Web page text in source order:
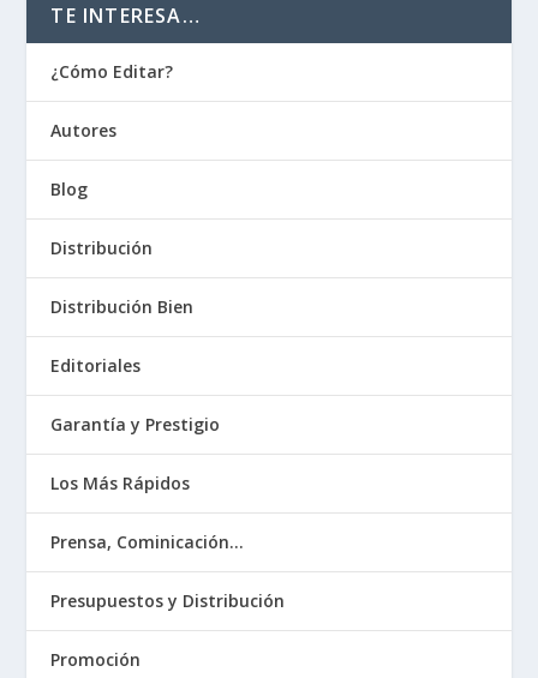
TE INTERESA…
¿Cómo Editar?
Autores
Blog
Distribución
Distribución Bien
Editoriales
Garantía y Prestigio
Los Más Rápidos
Prensa, Cominicación…
Presupuestos y Distribución
Promoción